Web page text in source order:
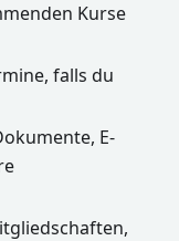
Kurse
falls du
E-